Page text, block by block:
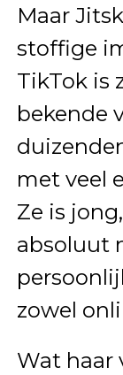
Maar
stoffige
TikTok is
bekende
met veel
Ze is
absoluut
zowel
Wat haar